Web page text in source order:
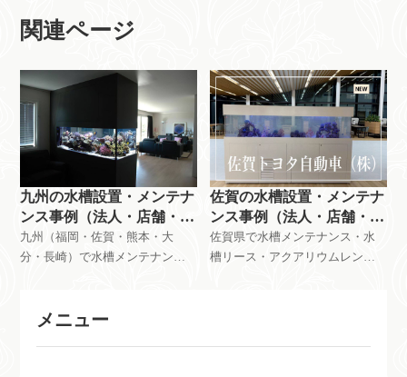
関連ページ
九州の水槽設置・メンテナ
ンス事例（法人・店舗・施
設）
九州（福岡・佐賀・熊本・大
分・長崎）で水槽メンテナン
ています。
佐賀の水槽設置・メンテナ
ンス事例（法人・店舗・施
設）
佐賀県で水槽メンテナンス・水
槽リース・アクアリウムレンタ
メニュー